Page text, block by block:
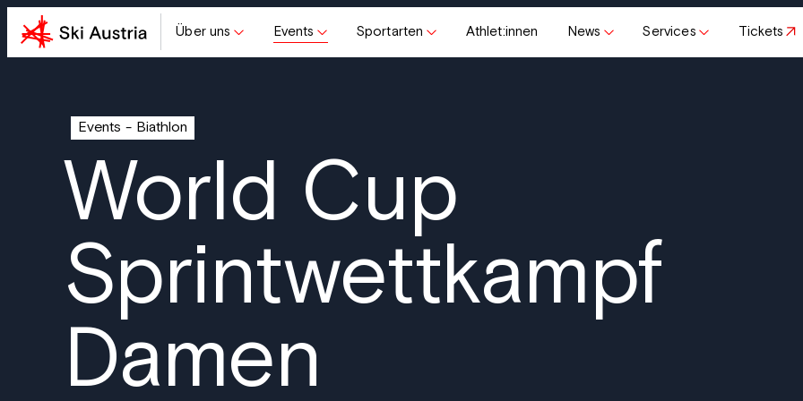
Über uns Events Sportarten Athlet:innen News Services Tickets
Events Biathlon
World Cup
Sprintwettkampf
Damen